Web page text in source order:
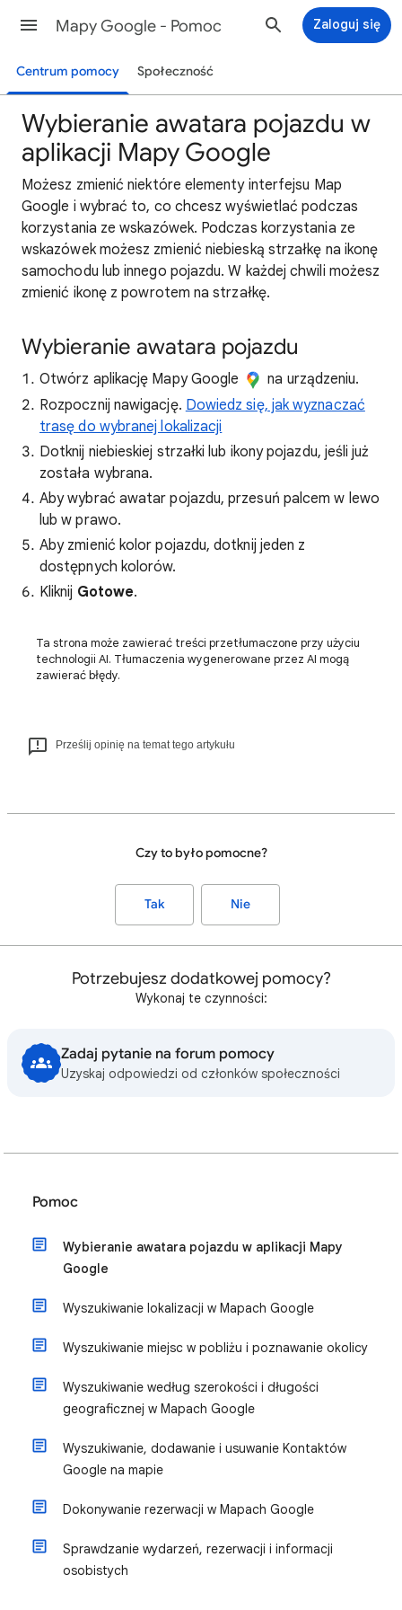
Mapy Google - Pomoc Zaloguj się
Centrum pomocy Społeczność
Wybieranie awatara pojazdu w
aplikacji Mapy Google
Możesz zmienić niektóre elementy interfejsu Map
Google i wybrać to, co chcesz wyświetlać podczas
korzystania ze wskazówek. Podczas korzystania ze
wskazówek możesz zmienić niebieską strzałkę na ikonę
samochodu lub innego pojazdu. W każdej chwili możesz
zmienić ikonę z powrotem na strzałkę.
Wybieranie awatara pojazdu
Otwórz aplikację Mapy Google
na urządzeniu.
Rozpocznij nawigację. Dowiedz się, jak wyznaczać
trasę do wybranej lokalizacji
Dotknij niebieskiej strzałki lub ikony pojazdu, jeśli już
została wybrana.
Aby wybrać awatar pojazdu, przesuń palcem w lewo
lub w prawo.
Aby zmienić kolor pojazdu, dotknij jeden z
dostępnych kolorów.
Kliknij Gotowe.
Ta strona może zawierać treści przetłumaczone przy użyciu
technologii AI. Tłumaczenia wygenerowane przez AI mogą
zawierać błędy.
Prześlij opinię na temat tego artykułu
Czy to było pomocne?
Tak Nie
Potrzebujesz dodatkowej pomocy?
Wykonaj te czynności:
Zadaj pytanie na forum pomocy
Uzyskaj odpowiedzi od członków społeczności
Pomoc
Wybieranie awatara pojazdu w aplikacji Mapy
Google
Wyszukiwanie lokalizacji w Mapach Google
Wyszukiwanie miejsc w pobliżu i poznawanie okolicy
Wyszukiwanie według szerokości i długości
geograficznej w Mapach Google
Wyszukiwanie, dodawanie i usuwanie Kontaktów
Google na mapie
Dokonywanie rezerwacji w Mapach Google
Sprawdzanie wydarzeń, rezerwacji i informacji
osobistych